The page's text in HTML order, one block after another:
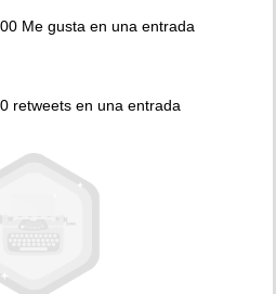
Me gusta en una entrada
retweets en una entrada